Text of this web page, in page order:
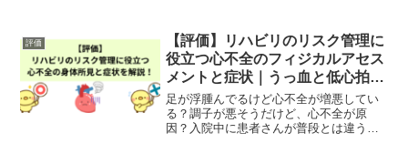
です。腰椎過前弯の状態や腰痛との関係
を理解して、姿勢を評価...
評価
【評価】リハビリのリスク管理に
役立つ心不全のフィジカルアセス
メントと症状｜うっ血と低心拍出
の身体所見
足が浮腫んでるけど心不全が増悪してい
る？調子が悪そうだけど、心不全が原
因？入院中に患者さんが普段とは違う様